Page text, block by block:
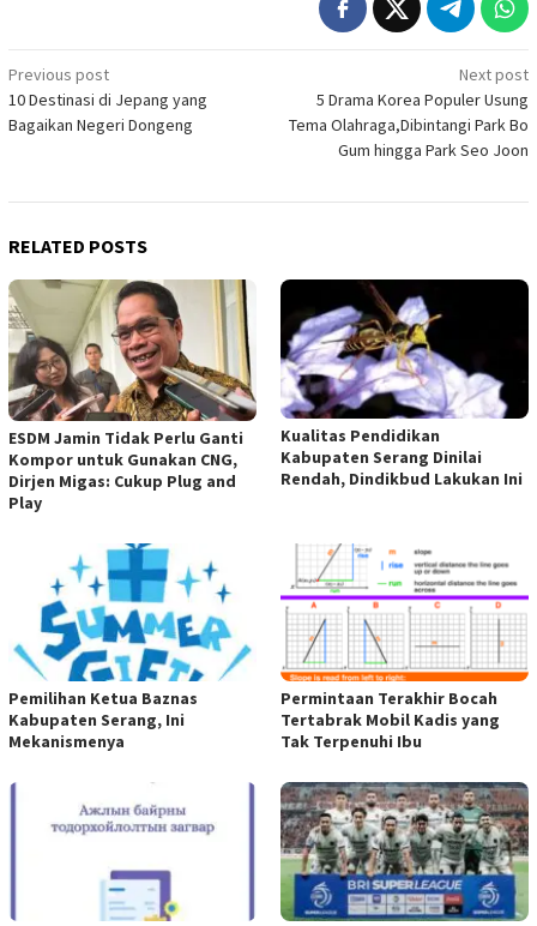
Post
navigation
Previous post
10 Destinasi di Jepang yang
Bagaikan Negeri Dongeng
Next post
5 Drama Korea Populer Usung
Tema Olahraga,Dibintangi Park Bo
Gum hingga Park Seo Joon
RELATED POSTS
ESDM Jamin Tidak Perlu Ganti
Kompor untuk Gunakan CNG,
Dirjen Migas: Cukup Plug and
Play
Kualitas Pendidikan
Kabupaten Serang Dinilai
Rendah, Dindikbud Lakukan Ini
Pemilihan Ketua Baznas
Kabupaten Serang, Ini
Mekanismenya
Permintaan Terakhir Bocah
Tertabrak Mobil Kadis yang
Tak Terpenuhi Ibu